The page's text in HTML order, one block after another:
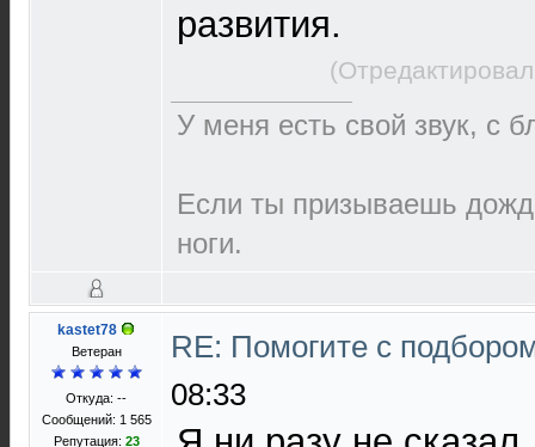
развития.
У меня есть свой звук, с
Если ты призываешь
ноги.
kastet78
Ветеран
Откуда: --
Сообщений: 1 565
Репутация: 23
RE: Помогите с
08:33